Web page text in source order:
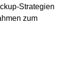
Strategien
zum